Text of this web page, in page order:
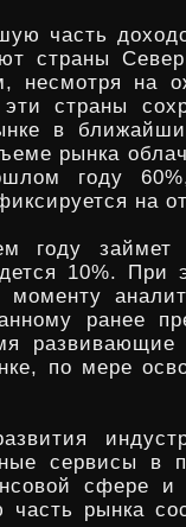
часть
страны
несмотря на
страны
в
рынка
году
на
году займет
10%. При
ранее
развивающие
по мере
сервисы в
сфере
часть рынка